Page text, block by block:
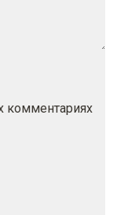
комментариях